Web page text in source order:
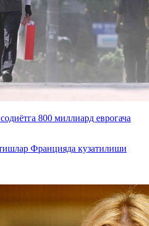
800 миллиард еврогача
Францияда кузатилиши